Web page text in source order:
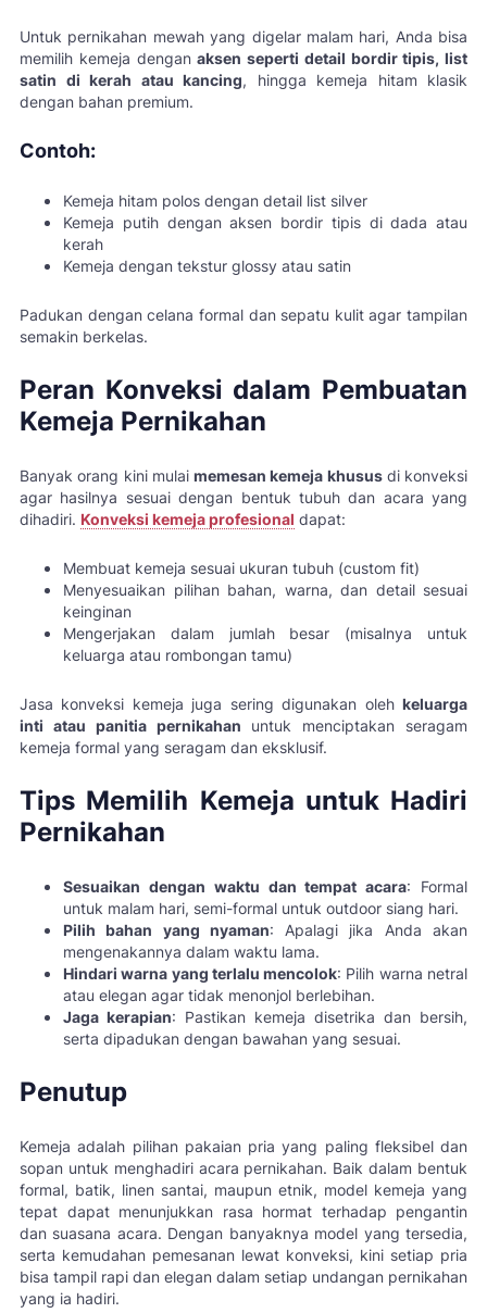
Untuk pernikahan mewah yang digelar malam hari, Anda bisa
memilih kemeja denganaksen seperti detail bordir tipis, list
satin di kerah atau kancing, hingga kemeja hitam klasik
dengan bahan premium.
Contoh:
Kemeja hitam polos dengan detail list silver
Kemeja putih dengan aksen bordir tipis di dada atau
kerah
Kemeja dengan tekstur glossy atau satin
Padukan dengan celana formal dan sepatu kulit agar tampilan
semakin berkelas.
Peran Konveksi dalam Pembuatan
Kemeja Pernikahan
Banyak orang kini mulai memesan kemeja khususdi konveksi
agar hasilnya sesuai dengan bentuk tubuh dan acara yang
dihadiri. Konveksi kemeja profesional dapat:
Membuat kemeja sesuai ukuran tubuh (custom fit)
Menyesuaikan pilihan bahan, warna, dan detail sesuai
keinginan
Mengerjakan dalam jumlah besar (misalnya untuk
keluarga atau rombongan tamu)
Jasa konveksi kemeja juga sering digunakan oleh keluarga
inti atau panitia pernikahan untuk menciptakan seragam
kemeja formal yang seragam dan eksklusif.
Tips Memilih Kemeja untuk Hadiri
Pernikahan
Sesuaikan dengan waktu dan tempat acara: Formal
untuk malam hari, semi-formal untuk outdoor siang hari.
Pilih bahan yang nyaman: Apalagi jika Anda akan
mengenakannya dalam waktu lama.
Hindari warna yang terlalu mencolok: Pilih warna netral
atau elegan agar tidak menonjol berlebihan.
Jaga kerapian: Pastikan kemeja disetrika dan bersih,
serta dipadukan dengan bawahan yang sesuai.
Penutup
Kemeja adalah pilihan pakaian pria yang paling fleksibel dan
sopan untuk menghadiri acara pernikahan. Baik dalam bentuk
formal, batik, linen santai, maupun etnik, model kemeja yang
tepat dapat menunjukkan rasa hormat terhadap pengantin
dan suasana acara. Dengan banyaknya model yang tersedia,
serta kemudahan pemesanan lewat konveksi, kini setiap pria
bisa tampil rapi dan elegan dalam setiap undangan pernikahan
yang ia hadiri.